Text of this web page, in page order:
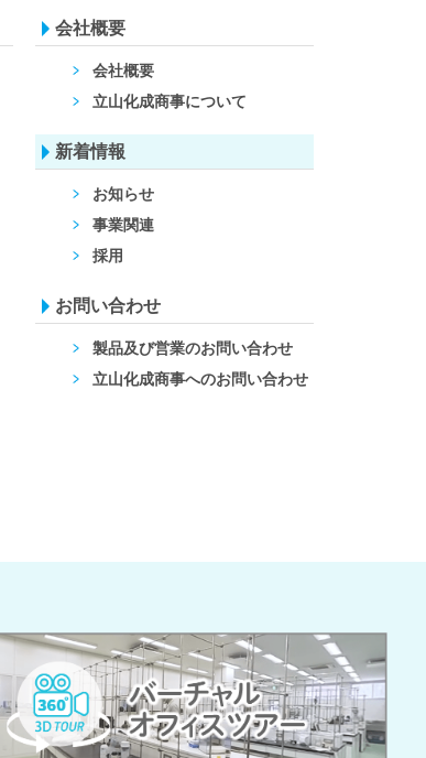
会社概要
会社概要
立山化成商事について
新着情報
お知らせ
事業関連
採用
お問い合わせ
製品及び営業のお問い合わせ
立山化成商事へのお問い合わせ